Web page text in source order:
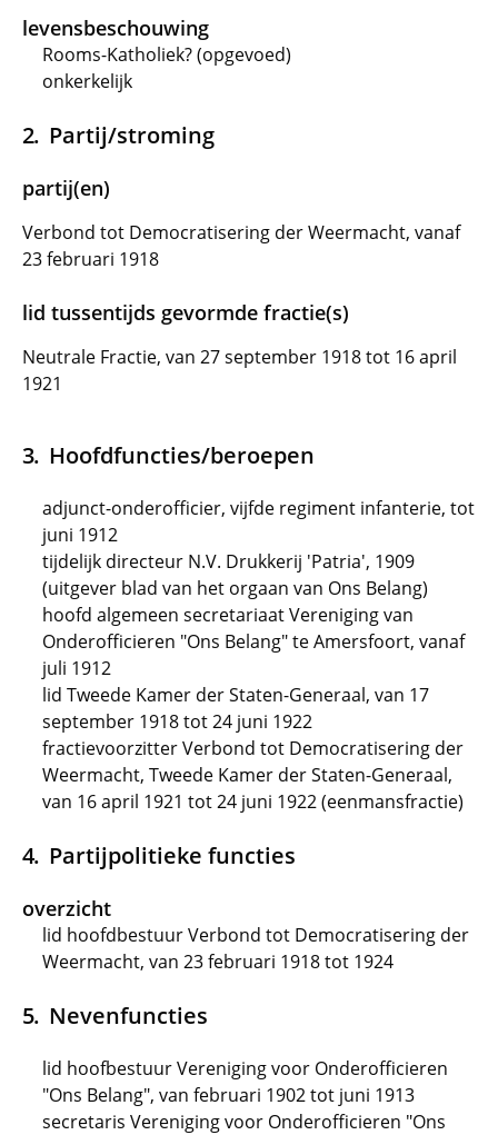
levensbeschouwing
Rooms-Katholiek? (opgevoed)
onkerkelijk
Partij/stroming
partij(en)
Verbond tot Democratisering der Weermacht, vanaf
23 februari 1918
lid tussentijds gevormde fractie(s)
Neutrale Fractie, van 27 september 1918 tot 16 april
1921
Hoofdfuncties/beroepen
adjunct-onderofficier, vijfde regiment infanterie, tot
juni 1912
tijdelijk directeur N.V. Drukkerij 'Patria', 1909
(uitgever blad van het orgaan van Ons Belang)
hoofd algemeen secretariaat Vereniging van
Onderofficieren "Ons Belang" te Amersfoort, vanaf
juli 1912
lid Tweede Kamer der Staten-Generaal, van 17
september 1918 tot 24 juni 1922
fractievoorzitter Verbond tot Democratisering der
Weermacht, Tweede Kamer der Staten-Generaal,
van 16 april 1921 tot 24 juni 1922 (eenmansfractie)
Partijpolitieke functies
overzicht
lid hoofdbestuur Verbond tot Democratisering der
Weermacht, van 23 februari 1918 tot 1924
Nevenfuncties
lid hoofbestuur Vereniging voor Onderofficieren
"Ons Belang", van februari 1902 tot juni 1913
secretaris Vereniging voor Onderofficieren "Ons